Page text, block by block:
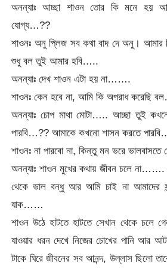
অনন্যাঃ আচ্ছা শাওন তোর কি মনে হয়
যোগ্য…??
শাওনঃ অনু প্লিজ সব কথা বাদ দে অনু। আমার
শুধু বল তুই আমার হবি…..
অনন্যাঃ দেখ শাওন এটা হয় না…….
শাওনঃ কেন হবে না, আমি কি অপরাধ করেছি
অনন্যাঃ চোপ মাথা মোটা….. আচ্ছা তুই
পারবি…?? আমাকে কখনো শাসন করতে
শাওনঃ না পারবো না, কিন্তু মন ভরে
অনন্যাঃ শাওন মুখের কথায় জীবন চলে
থেকে ভাল বন্ধু আর আমি চাই না আমাদের
যাক……
শাওন উঠে হাটতে হাটতে সেখান থেকে চলে
যাওয়ার ধরন দেখে নিজের চোখের পানি আর
টাকে ঘিরে জীবনের সব আনন্দ, উল্লাস ছিলো